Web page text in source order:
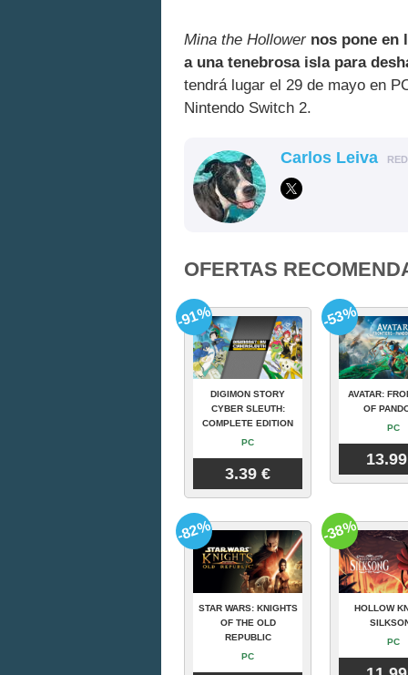
Mina the Hollower nos pone en
a una tenebrosa isla para
tendrá lugar el 29 de mayo en
Nintendo Switch 2.
Carlos Leiva
OFERTAS
DIGIMON STORY
CYBER SLEUTH:
COMPLETE EDITION
PC
3.39 €
-91%
AVATAR:
OF
PC
-53%
STAR WARS: KNIGHTS
OF THE OLD
REPUBLIC
PC
-82%
HOLLOW
PC
-38%